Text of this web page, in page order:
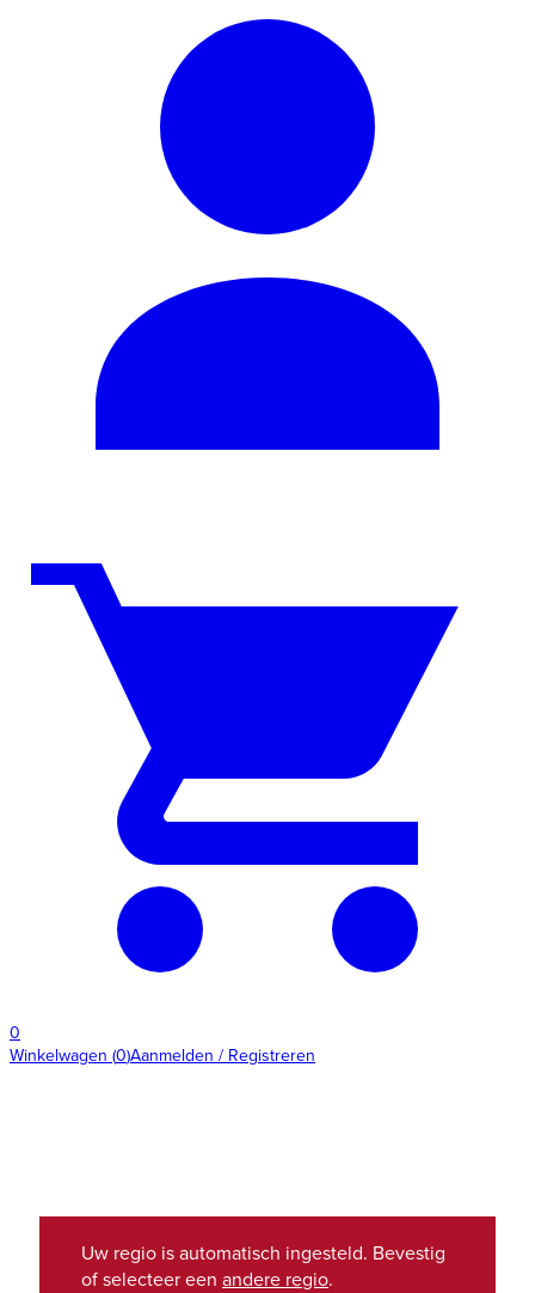
0
Winkelwagen (0)Aanmelden / Registreren
Uw regio is automatisch ingesteld. Bevestig
of selecteer een andere regio.